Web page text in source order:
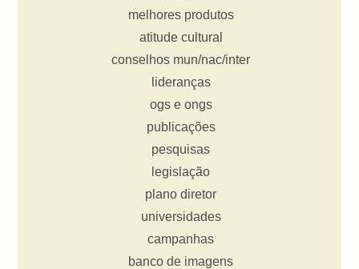
melhores produtos
atitude cultural
conselhos mun/nac/inter
lideranças
ogs e ongs
publicações
pesquisas
legislação
plano diretor
universidades
campanhas
banco de imagens